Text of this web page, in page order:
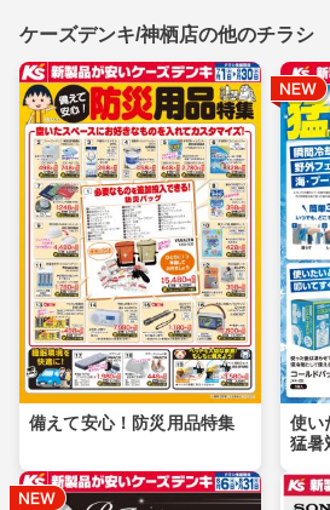
ケーズデンキ/神栖店の他のチラシ
備えて安心！防災用品特集
使い
猛暑